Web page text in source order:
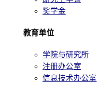
奖学金
教育单位
学院与研究所
注册办公室
信息技术办公室